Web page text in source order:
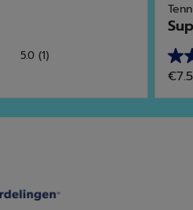
5.0 (1)
5.0
van
de
5